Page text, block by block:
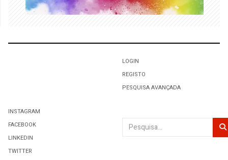
LOGIN
REGISTO
PESQUISA AVANÇADA
INSTAGRAM
FACEBOOK
LINKEDIN
TWITTER
Pesquisar